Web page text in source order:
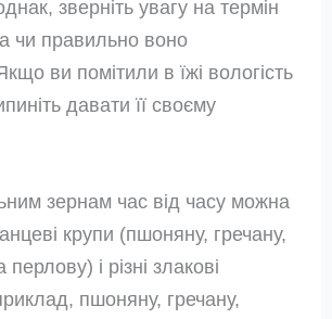
зверніть увагу на термін
чи правильно воно
ви помітили в їжі вологість
давати її своєму
зернам час від часу можна
крупи (пшоняну, гречану,
і різні злакові
пшоняну, гречану,